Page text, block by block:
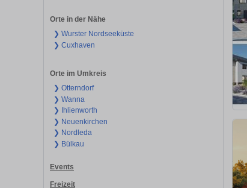
Orte in der Nähe
❯ Wurster Nordseeküste
❯ Cuxhaven
Orte im Umkreis
❯ Otterndorf
❯ Wanna
❯ Ihlienworth
❯ Neuenkirchen
❯ Nordleda
❯ Bülkau
Events
Freizeit